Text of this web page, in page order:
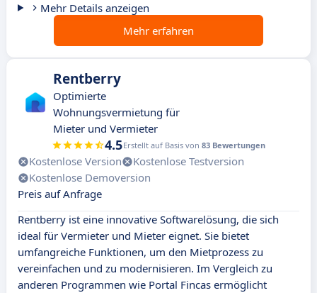
Mehr Details anzeigen
Mehr erfahren
Rentberry
Optimierte
Wohnungsvermietung für
Mieter und Vermieter
4.5Erstellt auf Basis von 83 Bewertungen
Kostenlose Version
Kostenlose Testversion
Kostenlose Demoversion
Preis auf Anfrage
Rentberry ist eine innovative Softwarelösung, die sich
ideal für Vermieter und Mieter eignet. Sie bietet
umfangreiche Funktionen, um den Mietprozess zu
vereinfachen und zu modernisieren. Im Vergleich zu
anderen Programmen wie Portal Fincas ermöglicht